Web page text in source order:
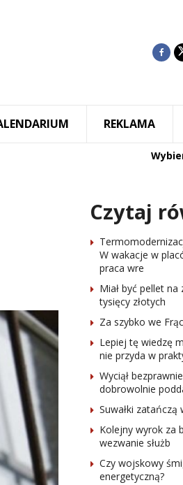
REKLAMA
Czytaj
W wakacje w
praca wre
Miał być pellet
tysięcy złotych
Za szybko we
Lepiej tę wiedzę
nie przyda w
Wyciął
dobrowolnie
Suwałki
Kolejny wyrok za
wezwanie służb
Czy wojskowy
energetyczną?